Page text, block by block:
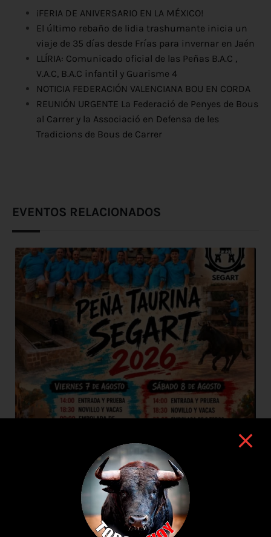
¡FERIA DE ANIVERSARIO EN LA MÉXICO!
El último rebaño de lidia trashumante inicia un
viaje de 35 días desde Frías para invernar en Jaén
LLÍRIA: Comunicado oficial de las Peñas B.A.C ,
V.A.C, B.A.C infantil y Guarisme 4
NOTICIA FEDERACIÓN VALENCIANA BOU EN CORDA
REUNIÓN URGENTE La Federació de Penyes de Bous
al Carrer y la Associació en Defensa de les
Tradicions de Bous de Carrer
EVENTOS RELACIONADOS
7 de agosto de 2026
TOROS SEGART 7 Y 8 DE AGOSTO 2026